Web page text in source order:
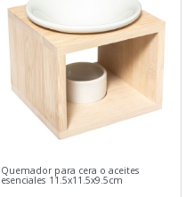
Quemador para cera o aceites
esenciales 11.5x11.5x9.5cm